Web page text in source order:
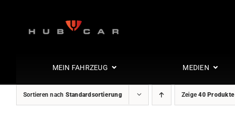
MEIN FAHRZEUG MEDIEN
Sortieren nach Standardsortierung Zeige40 Produkte